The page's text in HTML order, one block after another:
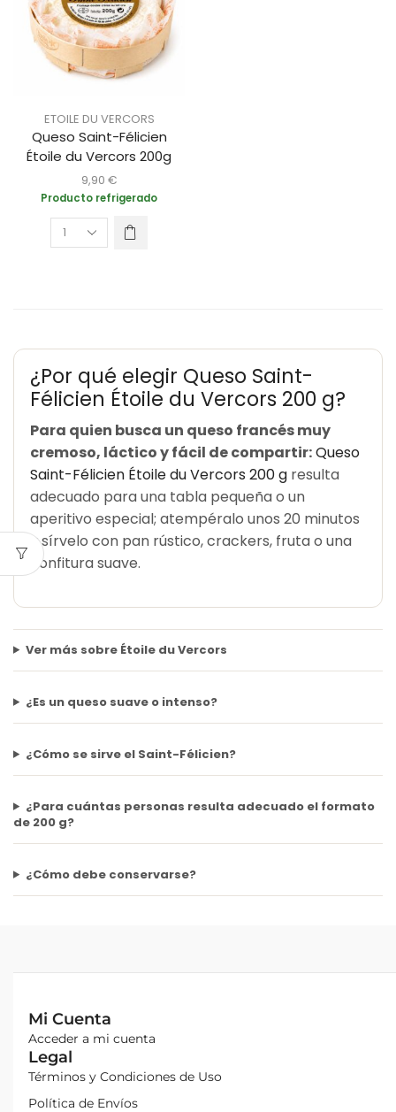
ETOILE DU VERCORS
Queso Saint-Félicien
Étoile du Vercors 200g
9,90 €
Producto refrigerado
¿Por qué elegir Queso Saint-
Félicien Étoile du Vercors 200 g?
Para quien busca un queso francés muy
cremoso, láctico y fácil de compartir:Queso
Saint-Félicien Étoile du Vercors 200 g resulta
adecuado para una tabla pequeña o un
aperitivo especial; atempéralo unos 20 minutos
y sírvelo con pan rústico, crackers, fruta o una
confitura suave.
Ver más sobre Étoile du Vercors
¿Es un queso suave o intenso?
¿Cómo se sirve el Saint-Félicien?
¿Para cuántas personas resulta adecuado el formato
de 200 g?
¿Cómo debe conservarse?
Mi Cuenta
Acceder a mi cuenta
Legal
Términos y Condiciones de Uso
Política de Envíos